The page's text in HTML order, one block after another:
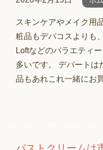
スキンケアやメイク用
粧品もデパコスよりも
Loftなどのバラエティ
多いです。 デパートは
品もあれこれ一緒にお
バストクリームは